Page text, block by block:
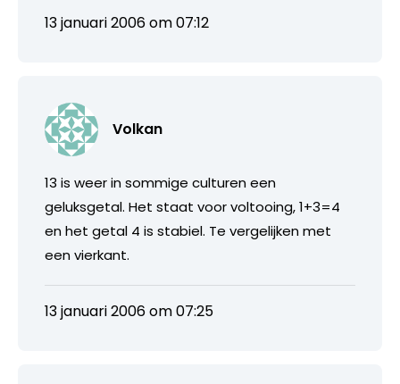
13 januari 2006 om 07:12
Volkan
13 is weer in sommige culturen een
geluksgetal. Het staat voor voltooing, 1+3=4
en het getal 4 is stabiel. Te vergelijken met
een vierkant.
13 januari 2006 om 07:25